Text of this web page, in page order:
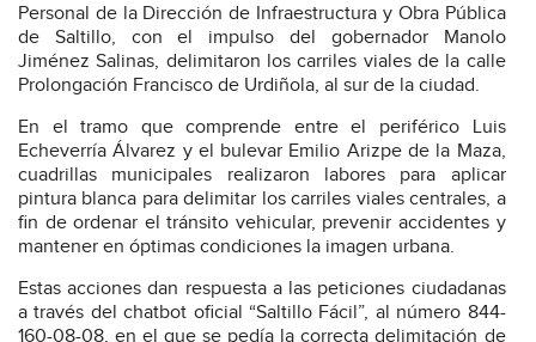
Personal de la Dirección de Infraestructura y Obra Pública
de Saltillo, con el impulso del gobernador Manolo
Jiménez Salinas, delimitaron los carriles viales de la calle
Prolongación Francisco de Urdiñola, al sur de la ciudad.
En el tramo que comprende entre el periférico Luis
Echeverría Álvarez y el bulevar Emilio Arizpe de la Maza,
cuadrillas municipales realizaron labores para aplicar
pintura blanca para delimitar los carriles viales centrales, a
fin de ordenar el tránsito vehicular, prevenir accidentes y
mantener en óptimas condiciones la imagen urbana.
Estas acciones dan respuesta a las peticiones ciudadanas
a través del chatbot oficial “Saltillo Fácil”, al número 844-
160-08-08, en el que se pedía la correcta delimitación de